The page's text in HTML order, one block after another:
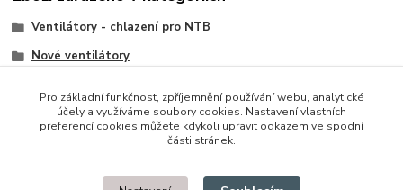
Ventilátory - chlazení pro NTB
Nové ventilátory
© 2014 - 2025 Díly pro notebooky
Pro základní funkčnost, zpříjemnění používání webu, analytické
účely a využíváme soubory cookies. Nastavení vlastních
preferencí cookies můžete kdykoli upravit odkazem ve spodní
části stránek.